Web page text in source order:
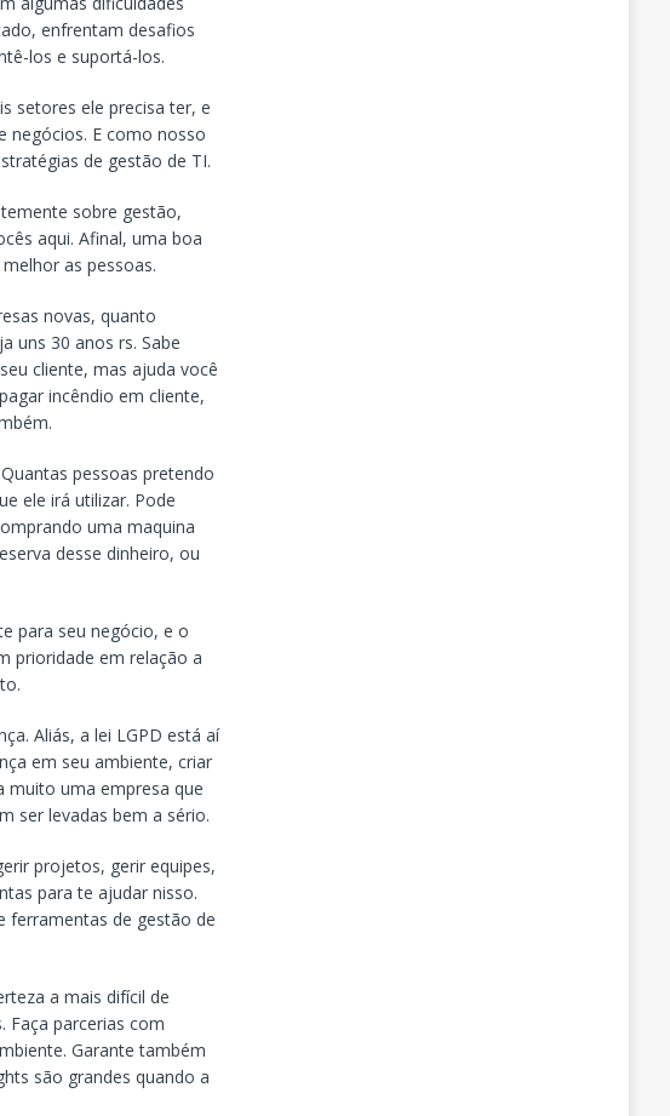
enfrentam desafios
los e suportá-los.
setores ele precisa ter, e
negócios. E como nosso
de gestão de TI.
sobre gestão,
aqui. Afinal, uma boa
as pessoas.
novas, quanto
uns 30 anos rs. Sabe
cliente, mas ajuda você
incêndio em cliente,
pessoas pretendo
ele irá utilizar. Pode
uma maquina
desse dinheiro, ou
para seu negócio, e o
prioridade em relação a
Aliás, a lei LGPD está aí
em seu ambiente, criar
muito uma empresa que
ser levadas bem a sério.
projetos, gerir equipes,
para te ajudar nisso.
ferramentas de gestão de
a mais difícil de
Faça parcerias com
Garante também
são grandes quando a